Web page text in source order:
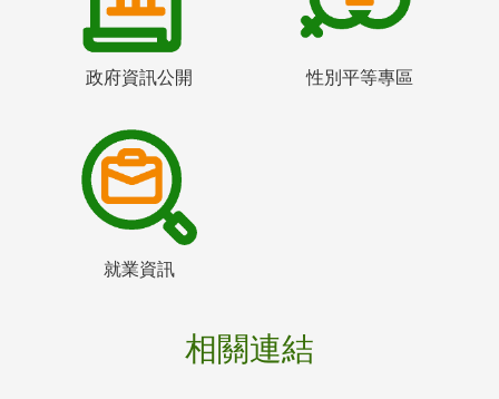
政府資訊公開 性別平等專區
就業資訊
相關連結